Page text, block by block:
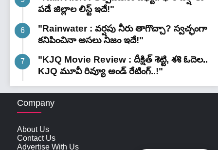
పడే జిల్లాల లిస్ట్ ఇదే!"
"Rainwater : వర్షపు నీరు తాగొచ్చా? స్వచ్ఛంగా
కనిపించినా అసలు నిజం ఇదే!"
"KJQ Movie Review : దీక్షిత్ శెట్టి, శశి ఓదెల..
KJQ మూవీ రివ్యూ అండ్ రేటింగ్‌..!"
Company
About Us
Contact Us
Advertise With Us